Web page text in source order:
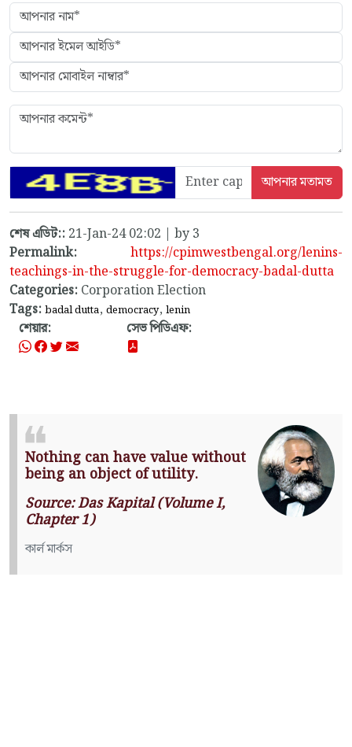
শেষ এডিট:: 21-Jan-24 02:02 | by 3
Permalink:
https://cpimwestbengal.org/lenins-
teachings-in-the-struggle-for-democracy-badal-dutta
Categories: Corporation Election
Tags: badal dutta, democracy, lenin
শেয়ার: সেভ পিডিএফ:
Nothing can have value without
being an object of utility.
Source: Das Kapital (Volume I,
Chapter 1)
কার্ল মার্কস